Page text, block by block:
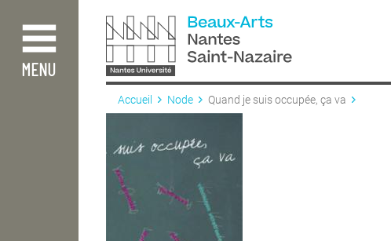
contenu
principal
MENU
Accueil Node Quand je suis occupée, ça va